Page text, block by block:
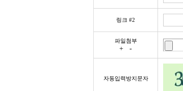
링크 #2
파일첨부
+ -
자동입력방지문자